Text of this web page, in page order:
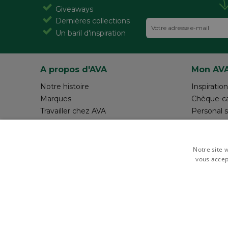
Giveaways
Dernières collections
Un baril d'inspiration
A propos d'AVA
Notre histoire
Marques
Travailler chez AVA
Mon
Inspiration
Chèque-
Personal
Rédiger
Notre site
vous